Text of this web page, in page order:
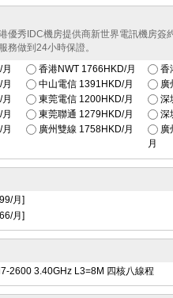
優秀IDC機房提供商新世界電訊機房簽
務做到24小時保證。
香港NWT 1766HKD/月 香
中山電信 1391HKD/月 廣
東莞電信 1200HKD/月 深
東莞聯通 1279HKD/月 深
廣州雙線 1758HKD/月 廣
月
/月]
/月]
2600 3.40GHz L3=8M 四核八線程